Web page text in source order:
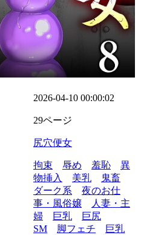
2026-04-10 00:00:02
29ページ
尻穴便女
拘束 辱め 羞恥
異
物挿入
美乳
鬼畜
ダーク系
夜のお仕
事・風俗嬢
人妻・主
婦
巨乳
巨尻
SM
脚フェチ
巨乳